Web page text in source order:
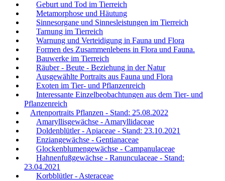
Geburt und Tod im Tierreich
Metamorphose und Häutung
Sinnesorgane und Sinnesleistungen im Tierreich
Tarnung im Tierreich
Warnung und Verteidigung in Fauna und Flora
Formen des Zusammenlebens in Flora und Fauna.
Bauwerke im Tierreich
Räuber - Beute - Beziehung in der Natur
Ausgewählte Portraits aus Fauna und Flora
Exoten im Tier- und Pflanzenreich
Interessante Einzelbeobachtungen aus dem Tier- und
Pflanzenreich
Artenportraits Pflanzen - Stand: 25.08.2022
Amaryllisgewächse - Amaryllidaceae
Doldenblütler - Apiaceae - Stand: 23.10.2021
Enziangewächse - Gentianaceae
Glockenblumengewächse - Campanulaceae
Hahnenfußgewächse - Ranunculaceae - Stand:
23.04.2021
Korbblütler - Asteraceae